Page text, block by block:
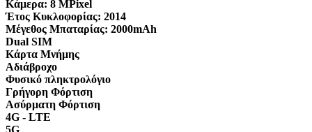
Κάμερα: 8 MPixel
Έτος Κυκλοφορίας: 2014
Μέγεθος Μπαταρίας: 2000mAh
Dual SIM
Κάρτα Μνήμης
Αδιάβροχο
Φυσικό πληκτρολόγιο
Γρήγορη Φόρτιση
Ασύρματη Φόρτιση
4G - LTE
5G